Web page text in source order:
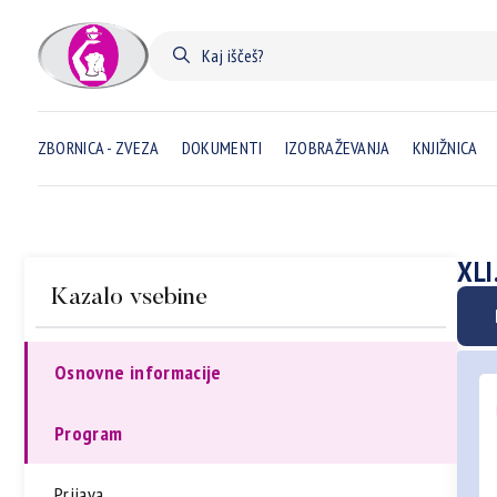
ZBORNICA - ZVEZA DOKUMENTI IZOBRAŽEVANJA KNJIŽNICA
Kazalo vsebine
Osnovne informacije
Program